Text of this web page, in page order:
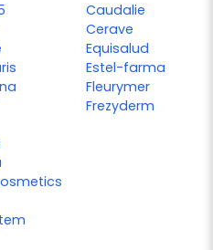
Caudalie
Cerave
Equisalud
Estel-farma
Fleurymer
Frezyderm